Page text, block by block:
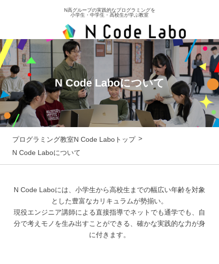
N高グループの実践的なプログラミングを
小学生・中学生・高校生が学ぶ教室
N Code Laboについて
プログラミング教室N Code Laboトップ
N Code Laboについて
N Code Laboには、小学生から高校生までの幅広い年齢を対象
とした豊富なカリキュラムが勢揃い。
現役エンジニア講師による直接指導でネットでも通学でも、自
分で考えモノを生み出すことができる、確かな実践的な力が身
に付きます。